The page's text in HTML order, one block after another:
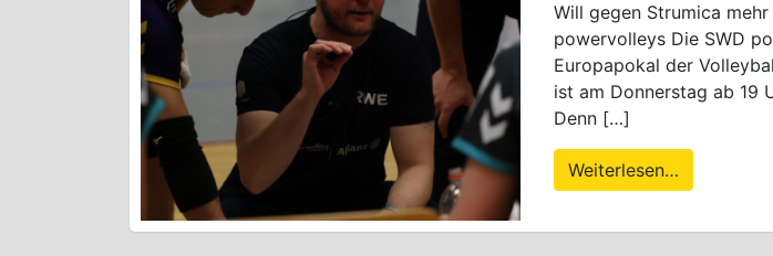
Will gegen Strumica
powervolleys Die SWD
Europapokal der
ist am Donnerstag ab 19
Denn […]
Weiterlesen…